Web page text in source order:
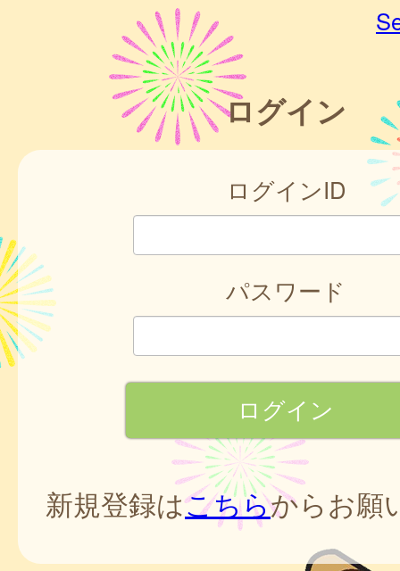
ログイン
ログインID
パスワード
新規登録はこちらからお願